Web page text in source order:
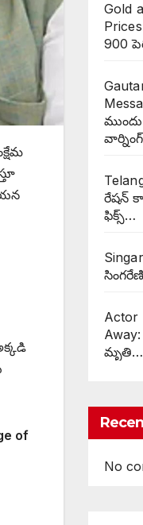
of
Gold
900
రేషన్
ఫిక్స్‌…
Actor
మృతి…
No